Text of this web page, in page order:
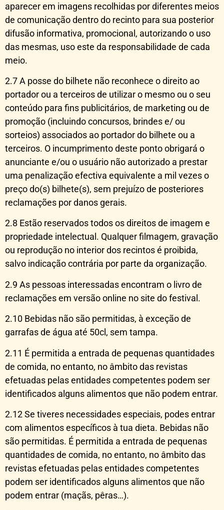
aparecer em imagens recolhidas por diferentes meios
de comunicação dentro do recinto para sua posterior
difusão informativa, promocional, autorizando o uso
das mesmas, uso este da responsabilidade de cada
meio.
2.7 A posse do bilhete não reconhece o direito ao
portador ou a terceiros de utilizar o mesmo ou o seu
conteúdo para fins publicitários, de marketing ou de
promoção (incluindo concursos, brindes e/ ou
sorteios) associados ao portador do bilhete ou a
terceiros. O incumprimento deste ponto obrigará o
anunciante e/ou o usuário não autorizado a prestar
uma penalização efectiva equivalente a mil vezes o
preço do(s) bilhete(s), sem prejuízo de posteriores
reclamações por danos gerais.
2.8 Estão reservados todos os direitos de imagem e
propriedade intelectual. Qualquer filmagem, gravação
ou reprodução no interior dos recintos é proibida,
salvo indicação contrária por parte da organização.
2.9 As pessoas interessadas encontram o livro de
reclamações em versão online no site do festival.
2.10 Bebidas não são permitidas, à exceção de
garrafas de água até 50cl, sem tampa.
2.11 É permitida a entrada de pequenas quantidades
de comida, no entanto, no âmbito das revistas
efetuadas pelas entidades competentes podem ser
identificados alguns alimentos que não podem entrar.
2.12 Se tiveres necessidades especiais, podes entrar
com alimentos específicos à tua dieta. Bebidas não
são permitidas. É permitida a entrada de pequenas
quantidades de comida, no entanto, no âmbito das
revistas efetuadas pelas entidades competentes
podem ser identificados alguns alimentos que não
podem entrar (maçãs, pêras…).